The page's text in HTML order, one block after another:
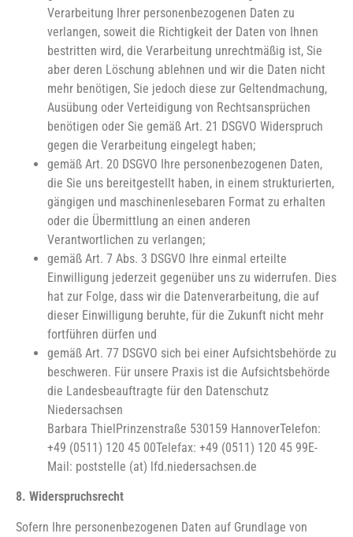
Verarbeitung Ihrer personenbezogenen Daten zu
verlangen, soweit die Richtigkeit der Daten von Ihnen
bestritten wird, die Verarbeitung unrechtmäßig ist, Sie
aber deren Löschung ablehnen und wir die Daten nicht
mehr benötigen, Sie jedoch diese zur Geltendmachung,
Ausübung oder Verteidigung von Rechtsansprüchen
benötigen oder Sie gemäß Art. 21 DSGVO Widerspruch
gegen die Verarbeitung eingelegt haben;
gemäß Art. 20 DSGVO Ihre personenbezogenen Daten,
die Sie uns bereitgestellt haben, in einem strukturierten,
gängigen und maschinenlesebaren Format zu erhalten
oder die Übermittlung an einen anderen
Verantwortlichen zu verlangen;
gemäß Art. 7 Abs. 3 DSGVO Ihre einmal erteilte
Einwilligung jederzeit gegenüber uns zu widerrufen. Dies
hat zur Folge, dass wir die Datenverarbeitung, die auf
dieser Einwilligung beruhte, für die Zukunft nicht mehr
fortführen dürfen und
gemäß Art. 77 DSGVO sich bei einer Aufsichtsbehörde zu
beschweren. Für unsere Praxis ist die Aufsichtsbehörde
die Landesbeauftragte für den Datenschutz
Niedersachsen
Barbara ThielPrinzenstraße 530159 HannoverTelefon:
+49 (0511) 120 45 00Telefax: +49 (0511) 120 45 99E-
Mail: poststelle (at) lfd.niedersachsen.de
8. Widerspruchsrecht
Sofern Ihre personenbezogenen Daten auf Grundlage von